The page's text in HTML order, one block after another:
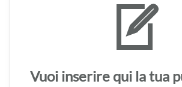
Vuoi inserire qui la tua